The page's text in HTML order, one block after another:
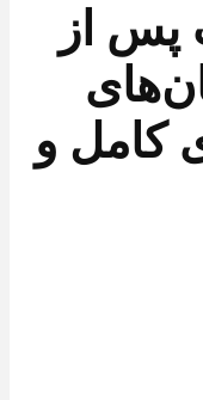
پس از
کامل و